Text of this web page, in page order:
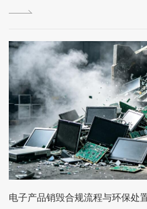
电子产品销毁合规流程与环保处